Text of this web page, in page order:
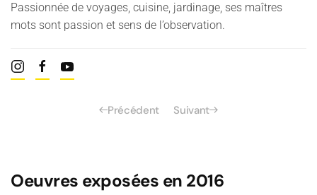
Passionnée de voyages, cuisine, jardinage, ses maîtres
mots sont passion et sens de l’observation.
Précédent Suivant
Oeuvres exposées en 2016